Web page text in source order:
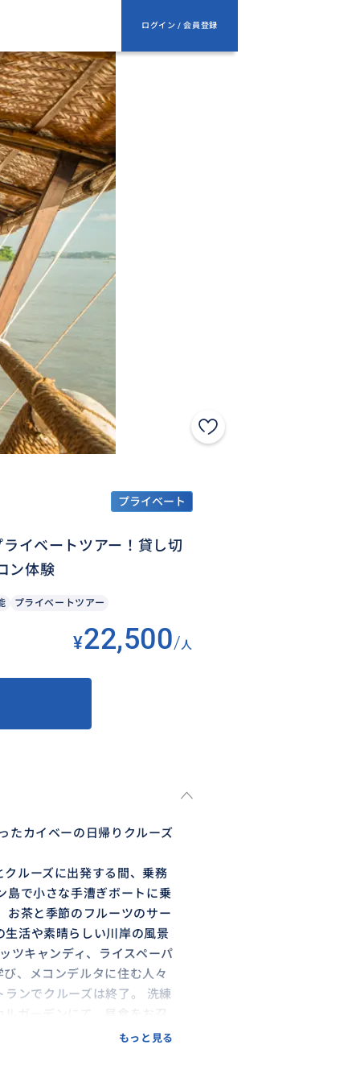
ログイン / 会員登録
プライベート
イベートツアー！貸し切
ン体験
プライベートツアー
¥22,500/人
たカイベーの日帰りクルーズ
ルーズに出発する間、乗務
島で小さな手漕ぎボートに乗
お茶と季節のフルーツのサー
活や素晴らしい川岸の風景
ツキャンディ、ライスペーパ
、メコンデルタに住む人々
ンでクルーズは終了。 洗練
丁寧に料理をサーブしてくれ
もっと見る